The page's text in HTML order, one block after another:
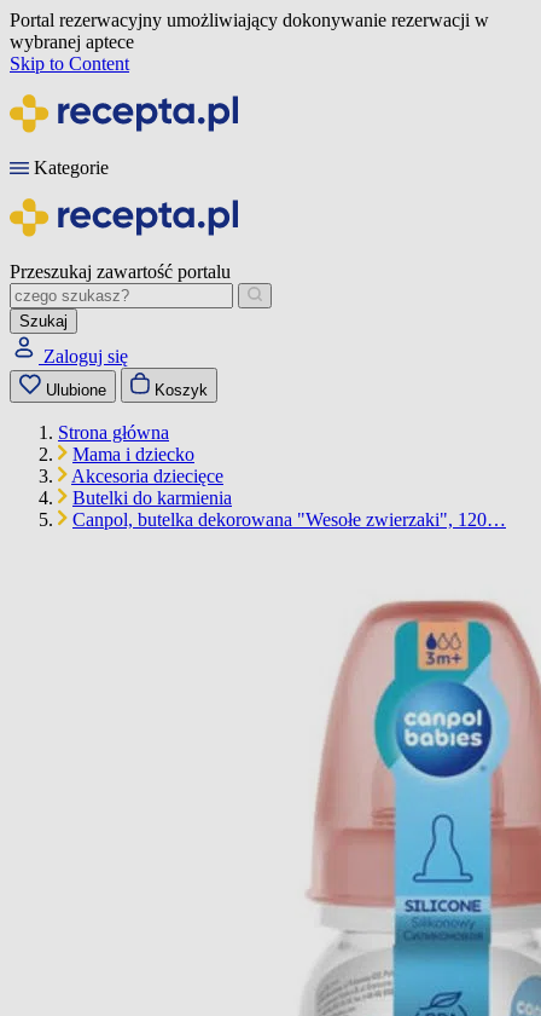
Portal rezerwacyjny umożliwiający dokonywanie rezerwacji w
wybranej aptece
Skip to Content
Kategorie
Przeszukaj zawartość portalu
Szukaj
Zaloguj się
Ulubione Koszyk
Strona główna
Mama i dziecko
Akcesoria dziecięce
Butelki do karmienia
Canpol, butelka dekorowana "Wesołe zwierzaki", 120…